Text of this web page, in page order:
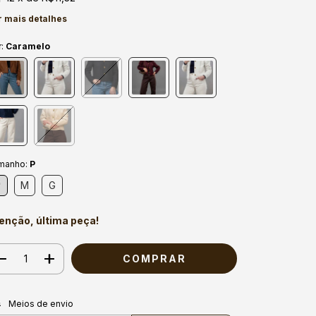
mais detalhes
Caramelo
P
M G
última peça!
para o CEP:
Meios de envio